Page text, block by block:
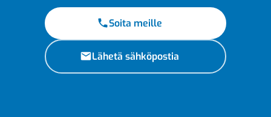
Soita meille
Lähetä sähköpostia